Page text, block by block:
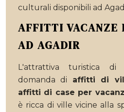
culturali disponibili ad
AFFITTI VACANZE
AD AGADIR
L'attrattiva turistica di
domanda di affitti di
affitti di case per
è ricca di ville vicine alla